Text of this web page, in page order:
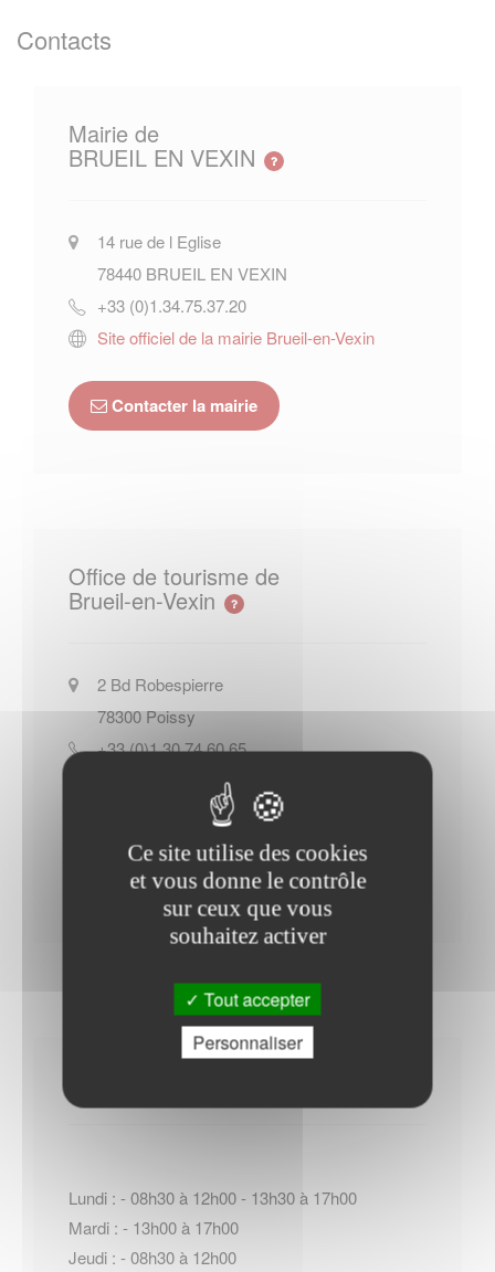
Contacts
Mairie de
BRUEIL EN VEXIN
14 rue de l Eglise
78440 BRUEIL EN VEXIN
+33 (0)1.34.75.37.20
Site officiel de la mairie Brueil-en-Vexin
Contacter la mairie
Office de tourisme de
Brueil-en-Vexin
2 Bd Robespierre
78300Poissy
+33 (0)1 30 74 60 65
Site officiel de l Office de tourisme
de Brueil-en-Vexin
Contacter l'office de tourisme
Lundi : - 08h30 à 12h00 - 13h30 à 17h00
Mardi : - 13h00 à 17h00
Jeudi : - 08h30 à 12h00
Ce site utilise des cookies
et vous donne le contrôle
sur ceux que vous
souhaitez activer
Tout accepter
Personnaliser